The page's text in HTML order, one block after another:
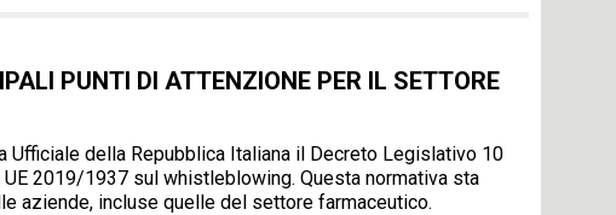
PUNTI DI ATTENZIONE PER IL SETTORE
della Repubblica Italiana il Decreto Legislativo 10
2019/1937 sul whistleblowing. Questa normativa sta
aziende, incluse quelle del settore farmaceutico.